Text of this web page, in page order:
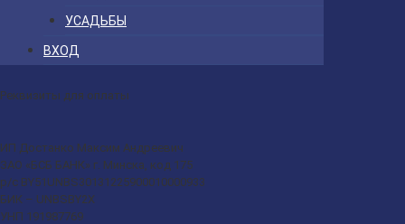
УСАДЬБЫ
ВХОД
Реквизиты для оплаты
ИП Достанко Максим Андреевич
ЗАО «БСБ БАНК» г. Минска, код 175
р/с BY51UNBS30131225900010000933
БИК – UNBSBY2X
УНП 191987769